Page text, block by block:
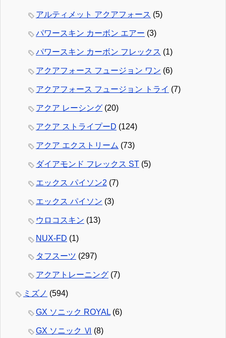
アルティメット アクアフォース (5)
パワースキン カーボン エアー (3)
パワースキン カーボン フレックス (1)
アクアフォース フュージョン ワン (6)
アクアフォース フュージョン トライ (7)
アクア レーシング (20)
アクア ストライプーD (124)
アクア エクストリーム (73)
ダイアモンド フレックス ST (5)
エックス パイソン2 (7)
エックス パイソン (3)
ウロコスキン (13)
NUX-FD (1)
タフスーツ (297)
アクアトレーニング (7)
ミズノ (594)
GX ソニック ROYAL (6)
GX ソニック Ⅵ (8)